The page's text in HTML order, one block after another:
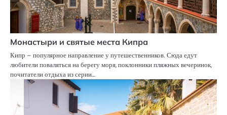
Монастыри и святые места Кипра
Кипр – популярное направление у путешественников. Сюда едут
любители поваляться на берегу моря, поклонники пляжных вечеринок,
почитатели отдыха из серии…